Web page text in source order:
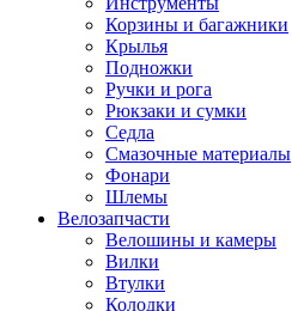
Корзины и багажники
Крылья
Подножки
Ручки и рога
Рюкзаки и сумки
Седла
Смазочные материалы
Фонари
Шлемы
Велозапчасти
Велошины и камеры
Вилки
Втулки
Колодки